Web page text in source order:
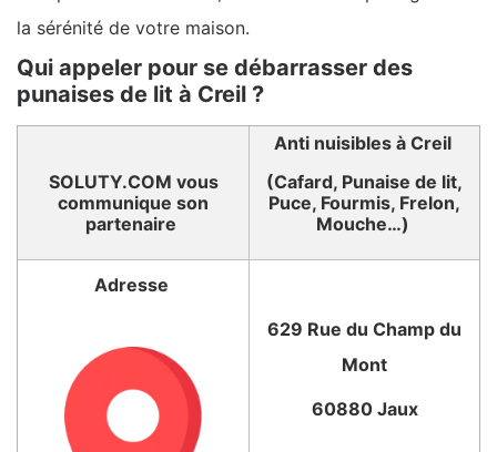
la sérénité de votre maison.
Qui appeler pour se débarrasser des
punaises de lit à Creil ?
SOLUTY.COM vous
communique son
partenaire
Anti nuisibles à Creil
(Cafard, Punaise de lit,
Puce, Fourmis, Frelon,
Mouche…)
Adresse
629 Rue du Champ du
Mont
60880 Jaux